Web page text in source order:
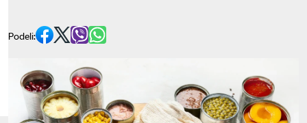
Podeli: